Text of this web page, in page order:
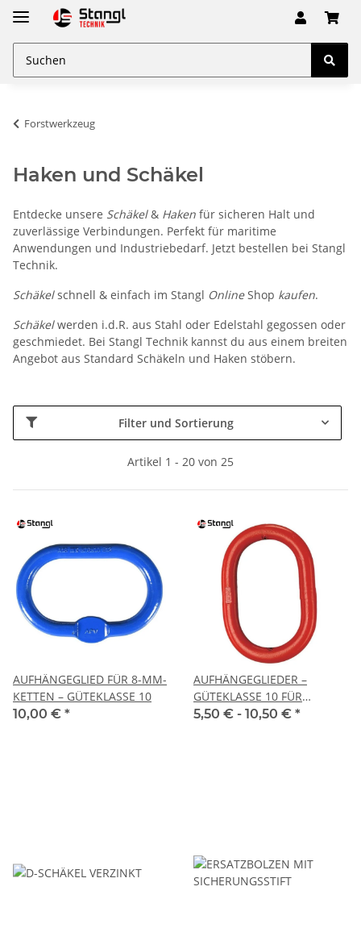
Forstwerkzeug
Haken und Schäkel
Entdecke unsere Schäkel& Haken für sicheren Halt und
zuverlässige Verbindungen. Perfekt für maritime
Anwendungen und Industriebedarf. Jetzt bestellen bei Stangl
Technik.
Schäkelschnell & einfach im Stangl OnlineShop kaufen.
Schäkelwerden i.d.R. aus Stahl oder Edelstahl gegossen oder
geschmiedet. Bei Stangl Technik kannst du aus einem breiten
Angebot aus Standard Schäkeln und Haken stöbern.
Filter und Sortierung
Artikel 1 - 20 von 25
AUFHÄNGEGLIED FÜR 8-MM-
KETTEN – GÜTEKLASSE 10
10,00 € *
AUFHÄNGEGLIEDER –
GÜTEKLASSE 10 FÜR
FORSTLICHE
5,50 € - 10,50 € *